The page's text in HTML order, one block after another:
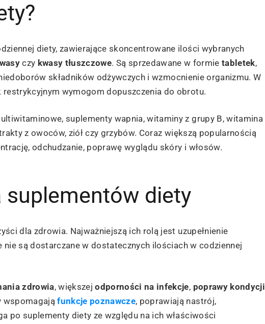
diety, zawierające skoncentrowane ilości wybranych
czy kwasy tłuszczowe. Są sprzedawane w formie tabletek,
składników odżywczych i wzmocnienie organizmu. W
wymogom dopuszczenia do obrotu.
suplementy wapnia, witaminy z grupy B, witamina
z owoców, ziół czy grzybów. Coraz większą popularnością
odchudzanie, poprawę wyglądu skóry i włosów.
diety
dla zdrowia. Najważniejszą ich rolą jest uzupełnienie
są dostarczane w dostatecznych ilościach w codziennej
zdrowia, większejodporności na infekcje, poprawy kondycji
wspomagająfunkcje poznawcze, poprawiają nastrój,
po suplementy diety ze względu na ich właściwości